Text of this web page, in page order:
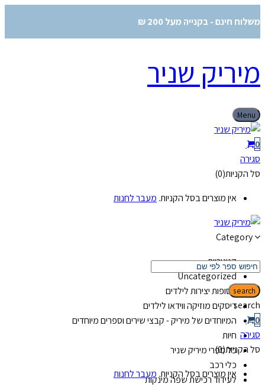
משלוח חינם - בקנייה מעל 200 ₪
מיריק שניר
Menu
0
סגירה
סל הקניות(0)
אין מוצרים בסל הקניות. מעבר לחנות
Category
קטגוריות
Uncategorized
אסופות יצירות לילדים
דיסקים מוזיקה ווידאו לילדים
המיוחדים של מיריק - קבצי שירים וספרים מיוחדים
חיות
כל ספרי מיריק שניר
כלי רכב
לעידוד רכישת שפה מינקות
search
search
0
סגירה
סל הקניות(0)
אין מוצרים בסל הקניות. מעבר לחנות